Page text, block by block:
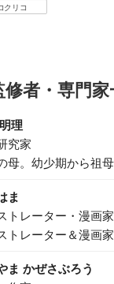
クリコ
修者・専門
理
究家
母。幼少期から祖
ま
トレーター・漫画家
トレーター＆漫画
ま かぜさぶろう